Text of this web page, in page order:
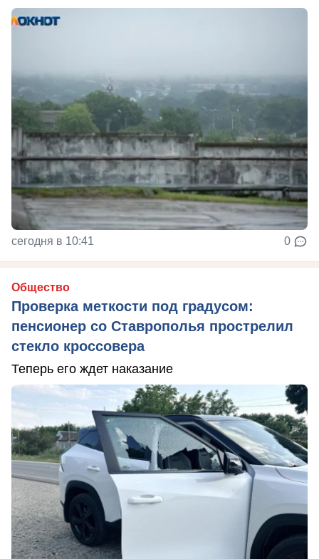
сегодня в 10:41 0
Общество
Проверка меткости под градусом:
пенсионер со Ставрополья прострелил
стекло кроссовера
Теперь его ждет наказание